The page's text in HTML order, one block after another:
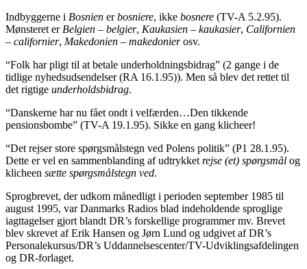
Indbyggerne i Bosnien erbosniere, ikke bosnere (TV-A 5.2.95).
Mønsteret er Belgien – belgier, Kaukasien – kaukasier, Californien
– californier, Makedonien – makedonierosv.
“Folk har pligt til at betale underholdningsbidrag” (2 gange i de
tidlige nyhedsudsendelser (RA 16.1.95)). Men så blev det rettet til
det rigtige underholdsbidrag.
“Danskerne har nu fået ondt i velfærden…Den tikkende
pensionsbombe” (TV-A 19.1.95). Sikke en gang klicheer!
“Det rejser store spørgsmålstegn ved Polens politik” (P1 28.1.95).
Dette er vel en sammenblanding af udtrykket rejse (et) spørgsmål og
klicheen sætte spørgsmålstegn ved.
Sprogbrevet, der udkom månedligt i perioden september 1985 til
august 1995, var Danmarks Radios blad indeholdende sproglige
iagttagelser gjort blandt DR’s forskellige programmer mv. Brevet
blev skrevet af Erik Hansen og Jørn Lund og udgivet af DR’s
Personalekursus/DR’s Uddannelsescenter/TV-Udviklingsafdelingen
og DR-forlaget.